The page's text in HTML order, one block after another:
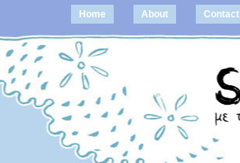
Home About Contact